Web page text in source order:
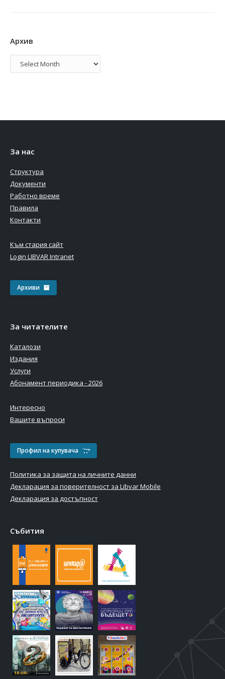
Архив
Архив
За нас
Структура
Документи
Работно време
Правила
Контакти
Към стария сайт
Login LIBVAR Intranet
Архиви
За читателите
Каталози
Издания
Услуги
Абонамент периодика - 2026
Интересно
Вашите въпроси
Профил на купувача
Политика за защита на личните данни
Декларация за поверителност за Libvar Mobile
Декларация за достъпност
Събития